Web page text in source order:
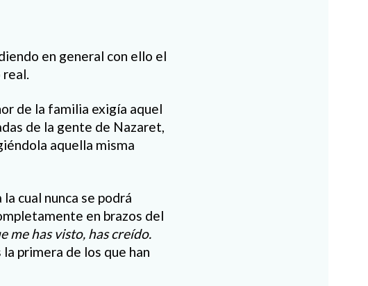
en general con ello el
real.
de la familia exigía aquel
de la gente de Nazaret,
aquella misma
cual nunca se podrá
en brazos del
me has visto, has creído.
primera de los que han